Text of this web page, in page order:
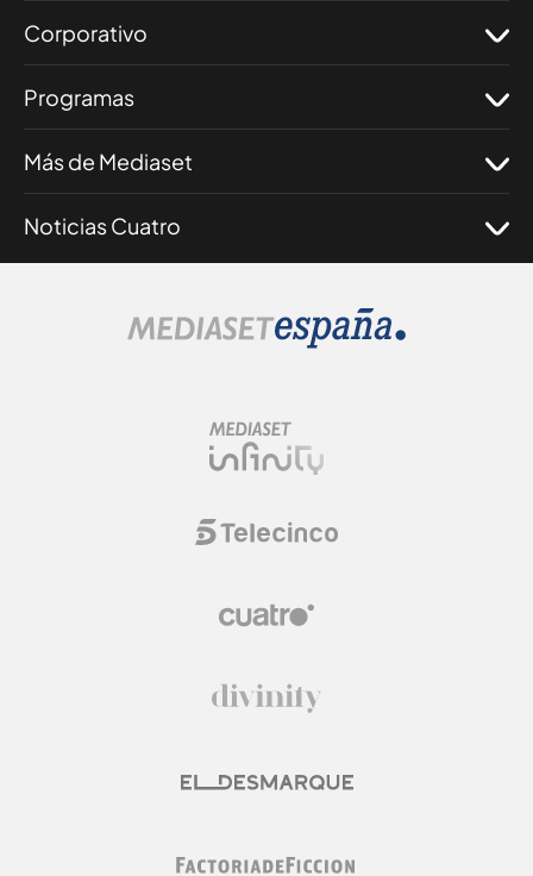
Corporativo
Programas
Más de Mediaset
Noticias Cuatro